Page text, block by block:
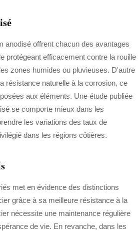
anodisé offrent chacun des avantages
protégeant efficacement contre la rouille
zones humides ou pluvieuses. D'autre
résistance naturelle à la corrosion, ce
aux éléments. Une étude publiée
se comporte mieux dans les
les variations des taux de
dans les régions côtières.
met en évidence des distinctions
grâce à sa meilleure résistance à la
nécessite une maintenance régulière
de vie. En revanche, dans les